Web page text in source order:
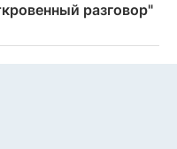
разговор"